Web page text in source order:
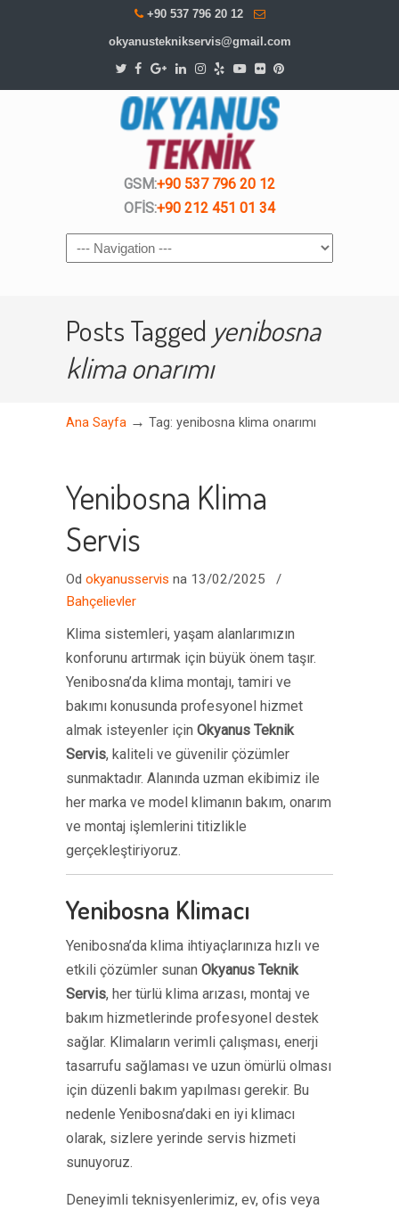
+90 537 796 20 12
okyanusteknikservis@gmail.com
GSM:+90 537 796 20 12
OFİS:+90 212 451 01 34
Navigation
Posts Tagged yenibosna
klima onarımı
Ana Sayfa → Tag: yenibosna klima onarımı
Yenibosna Klima
Servis
Od okyanusservis na 13/02/2025
/
Bahçelievler
Klima sistemleri, yaşam alanlarımızın
konforunu artırmak için büyük önem taşır.
Yenibosna’da klima montajı, tamiri ve
bakımı konusunda profesyonel hizmet
almak isteyenler için Okyanus Teknik
Servis, kaliteli ve güvenilir çözümler
sunmaktadır. Alanında uzman ekibimiz ile
her marka ve model klimanın bakım, onarım
ve montaj işlemlerini titizlikle
gerçekleştiriyoruz.
Yenibosna Klimacı
Yenibosna’da klima ihtiyaçlarınıza hızlı ve
etkili çözümler sunan Okyanus Teknik
Servis, her türlü klima arızası, montaj ve
bakım hizmetlerinde profesyonel destek
sağlar. Klimaların verimli çalışması, enerji
tasarrufu sağlaması ve uzun ömürlü olması
için düzenli bakım yapılması gerekir. Bu
nedenle Yenibosna’daki en iyi klimacı
olarak, sizlere yerinde servis hizmeti
sunuyoruz.
Deneyimli teknisyenlerimiz, ev, ofis veya